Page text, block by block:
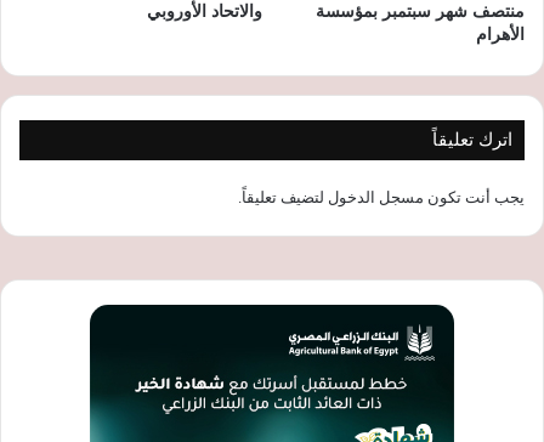
منتصف شهر سبتمبر بمؤسسة
الأهرام
والاتحاد الأوروبي
اترك تعليقاً
يجب أنت تكون مسجل الدخول لتضيف تعليقاً.